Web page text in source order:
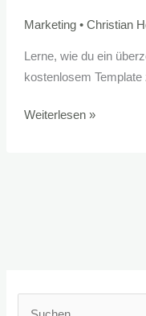
Marketing• Christian
Lerne, wie du ein
kostenlosem
Aussagekräftige
Weiterlesen »